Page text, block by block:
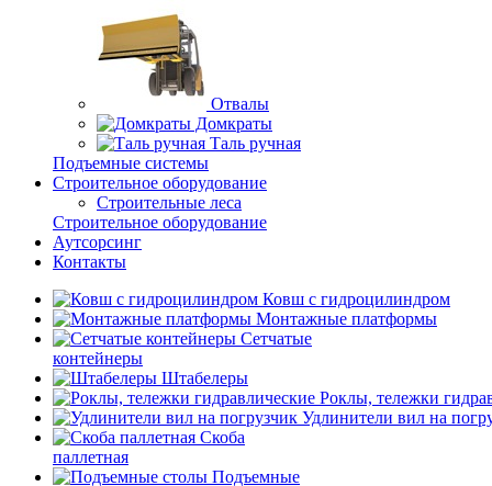
Отвалы
Домкраты
Таль ручная
Подъемные системы
Строительное оборудование
Строительные леса
Строительное оборудование
Аутсорсинг
Контакты
Ковш с гидроцилиндром
Монтажные платформы
Сетчатые
контейнеры
Штабелеры
Роклы, тележки
Удлинители вил на
Скоба
паллетная
Подъемные